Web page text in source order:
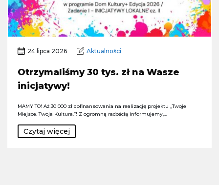
24 lipca 2026 Aktualności
Otrzymaliśmy 30 tys. zł na Wasze
inicjatywy!
MAMY TO! Aż 30 000 zł dofinansowania na realizację projektu „Twoje
Miejsce. Twoja Kultura.”! Z ogromną radością informujemy,…
Czytaj więcej